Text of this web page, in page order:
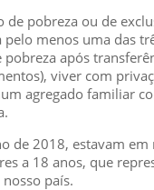
de pobreza ou de
pelo menos uma das
pobreza após
viver com
agregado familiar
de 2018, estavam
a 18 anos, que
país.